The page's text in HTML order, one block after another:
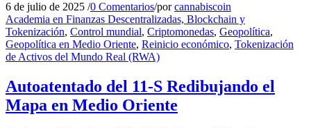
6 de julio de 2025 /0 Comentarios/porcannabiscoin
Academia en Finanzas Descentralizadas, Blockchain y
Tokenización, Control mundial, Criptomonedas, Geopolítica,
Geopolítica en Medio Oriente, Reinicio económico, Tokenización
de Activos del Mundo Real (RWA)
Autoatentado del 11-S Redibujando el
Mapa en Medio Oriente